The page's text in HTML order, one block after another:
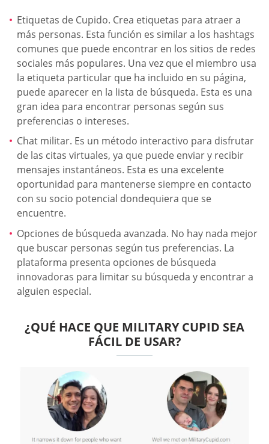
Etiquetas de Cupido. Crea etiquetas para atraer a
más personas. Esta función es similar a los hashtags
comunes que puede encontrar en los sitios de redes
sociales más populares. Una vez que el miembro usa
la etiqueta particular que ha incluido en su página,
puede aparecer en la lista de búsqueda. Esta es una
gran idea para encontrar personas según sus
preferencias o intereses.
Chat militar. Es un método interactivo para disfrutar
de las citas virtuales, ya que puede enviar y recibir
mensajes instantáneos. Esta es una excelente
oportunidad para mantenerse siempre en contacto
con su socio potencial dondequiera que se
encuentre.
Opciones de búsqueda avanzada. No hay nada mejor
que buscar personas según tus preferencias. La
plataforma presenta opciones de búsqueda
innovadoras para limitar su búsqueda y encontrar a
alguien especial.
¿QUÉ HACE QUE MILITARY CUPID SEA
FÁCIL DE USAR?